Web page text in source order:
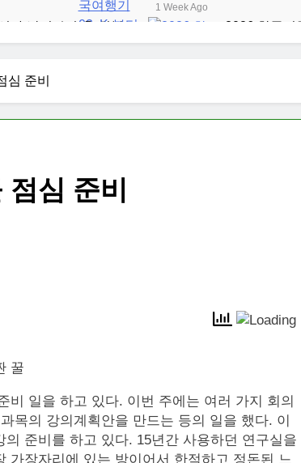
1 Week Ago
과 남편 수술후 회복 2026 한국여
심 준비
심 준비
꿀
비 일을 하고 있다. 이번 주에는 여러 가지 회의
목의 강의계획안을 만드는 등의 일을 했다. 이
준비를 하고 있다. 15년간 사용하던 연구실을
가장자리에 있는 방이어서 한적하고 정돈된 느